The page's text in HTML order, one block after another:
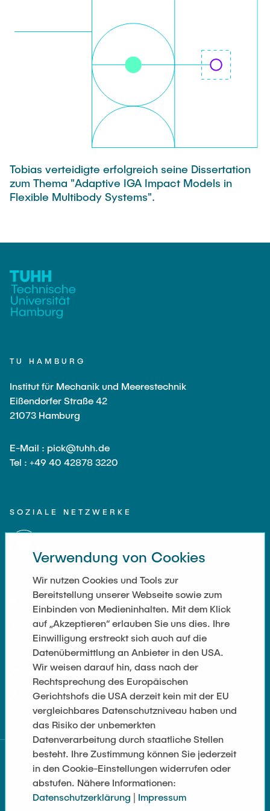
Dissertationen
UC Berkeley
UWaterloo
Tobias verteidigte erfolgreich seine Dissertation
zum Thema "Adaptive IGA Impact Models in
Flexible Multibody Systems".
TU HAMBURG
Institut für Mechanik und Meerestechnik
Eißendorfer Straße 42
21073 Hamburg
E-Mail : pick@tuhh.de
Tel : +49 40 42878 3220
SOZIALE NETZWERKE
WEITERFÜHRENDE LINKS
Impressum
Kontakt
Datenschutz
Cookie-Einstellungen
Verwendung von Cookies
Wir nutzen Cookies und Tools zur
Bereitstellung unserer Webseite sowie zum
Einbinden von Medieninhalten. Mit dem Klick
auf „Akzeptieren“ erlauben Sie uns dies. Ihre
Einwilligung erstreckt sich auch auf die
Datenübermittlung an Anbieter in den USA.
Wir weisen darauf hin, dass nach der
Rechtsprechung des Europäischen
Gerichtshofs die USA derzeit kein mit der EU
vergleichbares Datenschutzniveau haben und
das Risiko der unbemerkten
Datenverarbeitung durch staatliche Stellen
besteht. Ihre Zustimmung können Sie jederzeit
in den Cookie-Einstellungen widerrufen oder
abstufen. Nähere Informationen:
Datenschutzerklärung | Impressum